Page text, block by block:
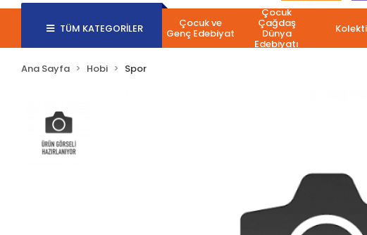
TÜM KATEGORİLER Çocuk ve
Genç Edebiyat
Çocuk
Çağdaş
Dünya
Edebiyatı
Ana Sayfa Hobi Spor